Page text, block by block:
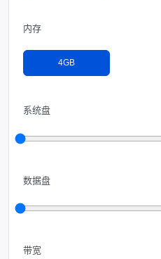
内存
4GB
系统盘
数据盘
带宽